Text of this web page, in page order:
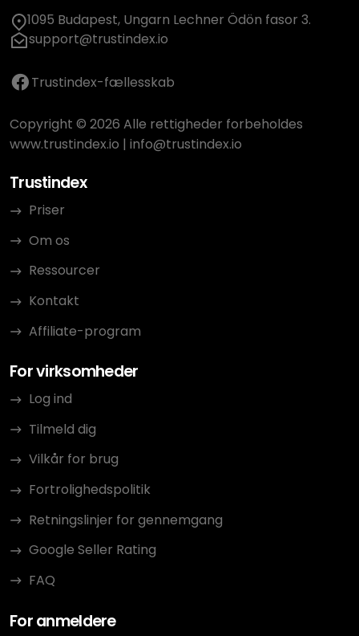
1095 Budapest, Ungarn Lechner Ödön fasor 3.
support@trustindex.io
Trustindex-fællesskab
Copyright © 2026 Alle rettigheder forbeholdes
www.trustindex.io | info@trustindex.io
Trustindex
Priser
Om os
Ressourcer
Kontakt
Affiliate-program
For virksomheder
Log ind
Tilmeld dig
Vilkår for brug
Fortrolighedspolitik
Retningslinjer for gennemgang
Google Seller Rating
FAQ
For anmeldere